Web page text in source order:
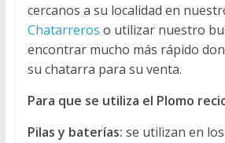
cercanos a su localidad en
Chatarreros o utilizar nuestro
encontrar mucho más rápido
su chatarra para su venta.
Para que se utiliza el Plomo
Pilas y baterías: se utilizan en los